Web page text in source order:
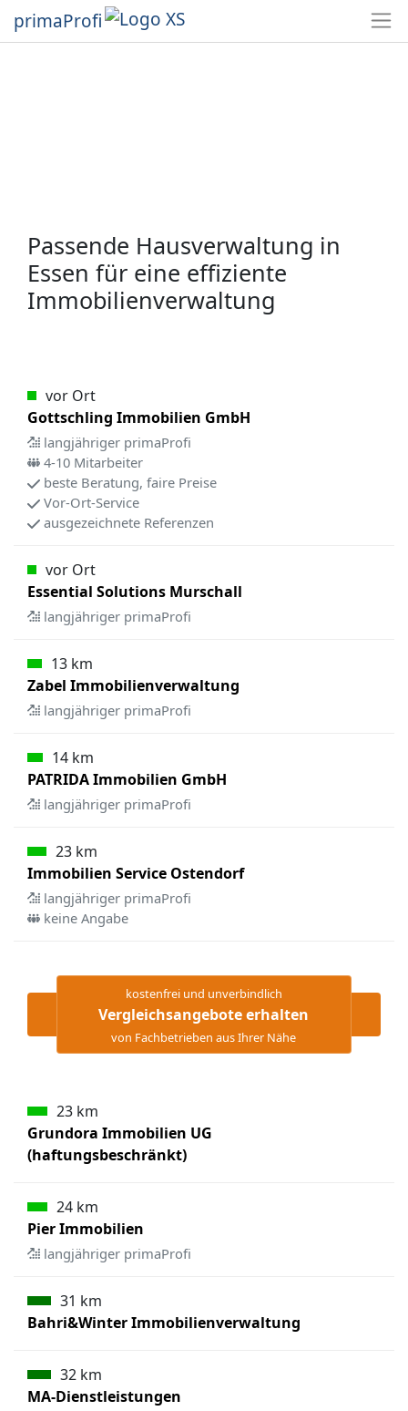
primaProfi
Passende Hausverwaltung in
Essen für eine effiziente
Immobilienverwaltung
vor Ort
Gottschling Immobilien GmbH
langjähriger primaProfi
4-10 Mitarbeiter
beste Beratung, faire Preise
Vor-Ort-Service
ausgezeichnete Referenzen
vor Ort
Essential Solutions Murschall
langjähriger primaProfi
13 km
Zabel Immobilienverwaltung
langjähriger primaProfi
14 km
PATRIDA Immobilien GmbH
langjähriger primaProfi
23 km
Immobilien Service Ostendorf
langjähriger primaProfi
keine Angabe
kostenfrei und unverbindlich
Vergleichsangebote erhalten
von Fachbetrieben aus Ihrer Nähe
23 km
Grundora Immobilien UG
(haftungsbeschränkt)
24 km
Pier Immobilien
langjähriger primaProfi
31 km
Bahri&Winter Immobilienverwaltung
32 km
MA-Dienstleistungen